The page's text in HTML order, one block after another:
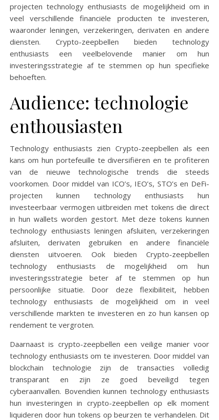
projecten technology enthusiasts de mogelijkheid om in
veel verschillende financiële producten te investeren,
waaronder leningen, verzekeringen, derivaten en andere
diensten. Crypto-zeepbellen bieden technology
enthusiasts een veelbelovende manier om hun
investeringsstrategie af te stemmen op hun specifieke
behoeften.
Audience: technologie
enthousiasten
Technology enthusiasts zien Crypto-zeepbellen als een
kans om hun portefeuille te diversifiëren en te profiteren
van de nieuwe technologische trends die steeds
voorkomen. Door middel van ICO’s, IEO’s, STO’s en DeFi-
projecten kunnen technology enthusiasts hun
investeerbaar vermogen uitbreiden met tokens die direct
in hun wallets worden gestort. Met deze tokens kunnen
technology enthusiasts leningen afsluiten, verzekeringen
afsluiten, derivaten gebruiken en andere financiële
diensten uitvoeren. Ook bieden Crypto-zeepbellen
technology enthusiasts de mogelijkheid om hun
investeringsstrategie beter af te stemmen op hun
persoonlijke situatie. Door deze flexibiliteit, hebben
technology enthusiasts de mogelijkheid om in veel
verschillende markten te investeren en zo hun kansen op
rendement te vergroten.
Daarnaast is crypto-zeepbellen een veilige manier voor
technology enthusiasts om te investeren. Door middel van
blockchain technologie zijn de transacties volledig
transparant en zijn ze goed beveiligd tegen
cyberaanvallen. Bovendien kunnen technology enthusiasts
hun investeringen in crypto-zeepbellen op elk moment
liquideren door hun tokens op beurzen te verhandelen. Dit